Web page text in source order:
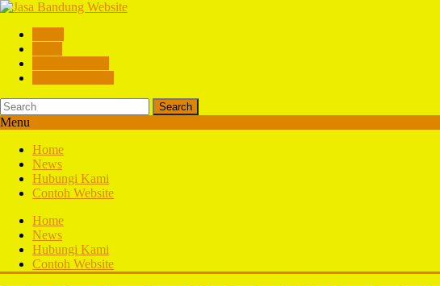
Search
Menu
Home
News
Hubungi Kami
Contoh Website
Home
News
Hubungi Kami
Contoh Website